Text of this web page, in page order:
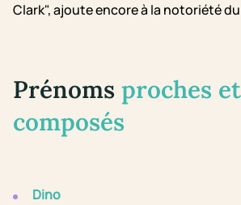
Clark", ajoute encore à la notoriété
Prénoms proches et
composés
Dino